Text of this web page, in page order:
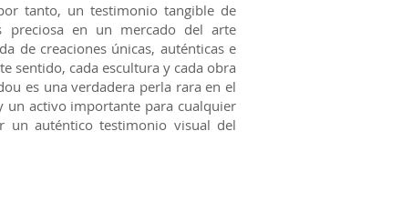
tanto, un testimonio tangible de
preciosa en un mercado del arte
de creaciones únicas, auténticas e
sentido, cada escultura y cada obra
es una verdadera perla rara en el
un activo importante para cualquier
un auténtico testimonio visual del